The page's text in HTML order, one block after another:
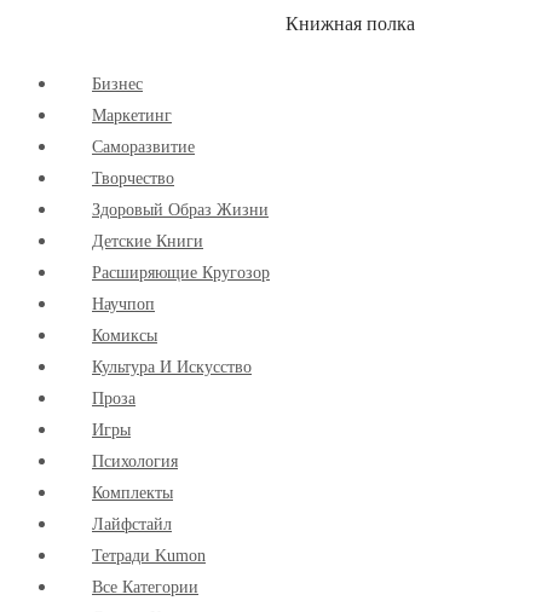
Книжная полка
Бизнес
Маркетинг
Cаморазвитие
Творчество
Здоровый Образ Жизни
Детские Книги
Расширяющие Кругозор
Научпоп
Комиксы
Культура И Искусство
Проза
Игры
Психология
Комплекты
Лайфстайл
Тетради Kumon
Все Категории